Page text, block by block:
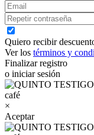
Quiero recibir
Ver los términos y
Finalizar registro
o iniciar sesión
×
Aceptar